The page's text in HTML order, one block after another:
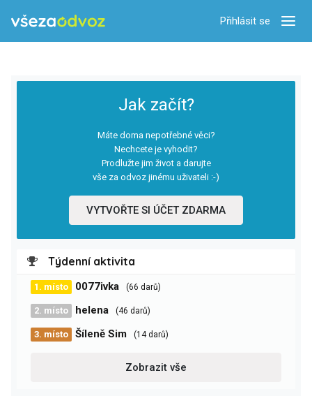
Přihlásit se
Jak začít?
Máte doma nepotřebné věci?
Nechcete je vyhodit?
Prodlužte jim život a darujte
vše za odvoz jinému uživateli :-)
VYTVOŘTE SI ÚČET ZDARMA
Týdenní aktivita
1. místo 0077ivka (66 darů)
2. místo helena (46 darů)
3. místo Šíleně Sim (14 darů)
Zobrazit vše